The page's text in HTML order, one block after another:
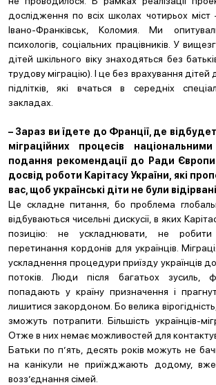
дослідження по всіх школах чотирьох міст
Івано-Франківськ, Коломия. Ми
психологів, соціальних працівників. У
дітей шкільного віку знаходяться без
трудову міграцію). І це без врахування дітей
підлітків, які вчаться в середніх
закладах.
– Зараз ви їдете до Франції, де
міграційних процесів
подання рекомендації до Ради
досвід роботи Карітасу України, які
вас, щоб українські діти не були
Це складне питання, бо проблема
відбуваються чисельні дискусії, в яких
позицію: не ускладнювати, не
перетинання кордонів для українців.
ускладнення процедури приїзду українців
потоків. Люди після багатьох зусиль,
попадають у країну призначення і
лишитися закордоном. Бо велика
зможуть потрапити. Більшість українців-
Отже в них немає можливостей для
Батьки по п’ять, десять років можуть не
на канікули не приїжджають додому,
возз’єднання сімей.